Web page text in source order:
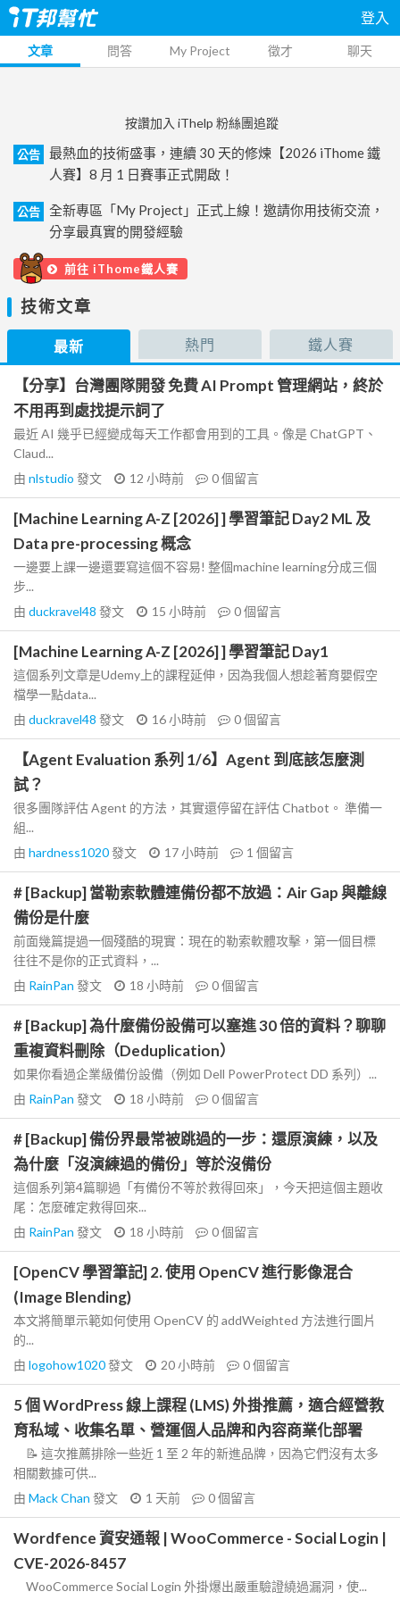
登入
文章 問答 My Project 徵才 聊天
按讚加入 iThelp 粉絲團追蹤
公告
最熱血的技術盛事，連續 30 天的修煉【2026 iThome 鐵
人賽】8 月 1 日賽事正式開啟！
公告
全新專區「My Project」正式上線！邀請你用技術交流，
分享最真實的開發經驗
前往 iThome鐵人賽
技術文章
最新 熱門 鐵人賽
【分享】台灣團隊開發 免費 AI Prompt 管理網站，終於
不用再到處找提示詞了
最近 AI 幾乎已經變成每天工作都會用到的工具。像是 ChatGPT、
Claud...
由 nlstudio 發文 12 小時前 0個留言
[Machine Learning A-Z [2026] ] 學習筆記 Day2 ML 及
Data pre-processing 概念
一邊要上課一邊還要寫這個不容易! 整個machine learning分成三個
步...
由 duckravel48 發文 15 小時前 0個留言
[Machine Learning A-Z [2026] ] 學習筆記 Day1
這個系列文章是Udemy上的課程延伸，因為我個人想趁著育嬰假空
檔學一點data...
由 duckravel48 發文 16 小時前 0個留言
【Agent Evaluation 系列 1/6】Agent 到底該怎麼測
試？
很多團隊評估 Agent 的方法，其實還停留在評估 Chatbot。 準備一
組...
由 hardness1020發文 17 小時前 1 個留言
# [Backup] 當勒索軟體連備份都不放過：Air Gap 與離線
備份是什麼
前面幾篇提過一個殘酷的現實：現在的勒索軟體攻擊，第一個目標
往往不是你的正式資料，...
由 RainPan 發文 18 小時前 0個留言
# [Backup] 為什麼備份設備可以塞進 30 倍的資料？聊聊
重複資料刪除（Deduplication）
如果你看過企業級備份設備（例如 Dell PowerProtect DD 系列）...
由 RainPan 發文 18 小時前 0個留言
# [Backup] 備份界最常被跳過的一步：還原演練，以及
為什麼「沒演練過的備份」等於沒備份
這個系列第4篇聊過「有備份不等於救得回來」，今天把這個主題收
尾：怎麼確定救得回來...
由 RainPan 發文 18 小時前 0個留言
[OpenCV 學習筆記] 2. 使用 OpenCV 進行影像混合
(Image Blending)
本文將簡單示範如何使用 OpenCV 的 addWeighted 方法進行圖片
的...
由 logohow1020發文 20 小時前 0個留言
5 個 WordPress 線上課程 (LMS) 外掛推薦，適合經營教
育私域、收集名單、營運個人品牌和內容商業化部署
📝 這次推薦排除一些近 1 至 2 年的新進品牌，因為它們沒有太多
相關數據可供...
由 Mack Chan 發文 1 天前 0個留言
Wordfence 資安通報 | WooCommerce - Social Login |
CVE-2026-8457
WooCommerce Social Login 外掛爆出嚴重驗證繞過漏洞，使...